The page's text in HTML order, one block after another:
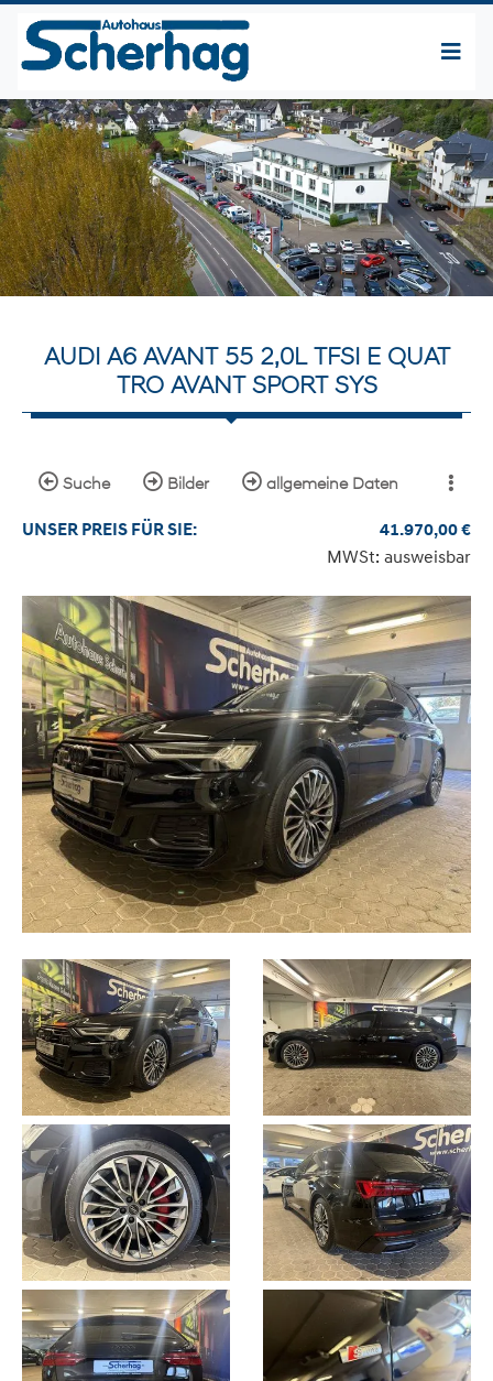
AUDI A6 AVANT 55 2,0L TFSI E QUAT
TRO AVANT SPORT SYS
Suche Bilder allgemeine Daten
UNSER PREIS FÜR SIE: 41.970,00€
MWSt: ausweisbar